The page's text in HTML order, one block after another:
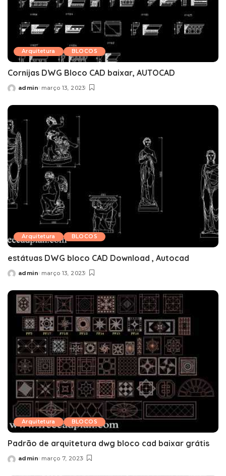
Arquitetura BLOCOS
Cornijas DWG Bloco CAD baixar, AUTOCAD
Posted
admin março 13, 2023
Arquitetura BLOCOS
estátuas DWG bloco CAD Download , Autocad
Posted
admin março 13, 2023
Arquitetura BLOCOS
Padrão de arquitetura dwg bloco cad baixar grátis
Posted
admin março 7, 2023